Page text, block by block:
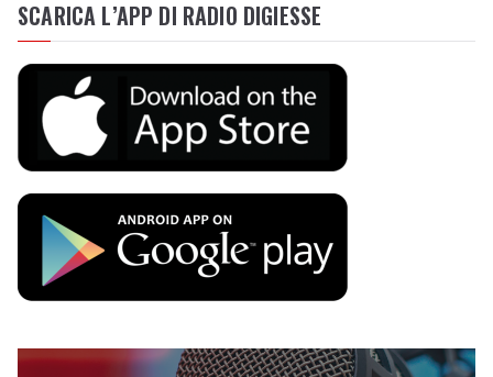
SCARICA L’APP DI RADIO DIGIESSE